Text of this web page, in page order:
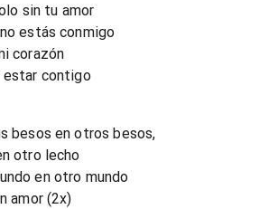
sin tu amor
estás conmigo
corazón
estar contigo
besos en otros besos,
otro lecho
en otro mundo
amor (2x)